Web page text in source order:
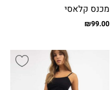
מכנס קלאסי
₪99.00